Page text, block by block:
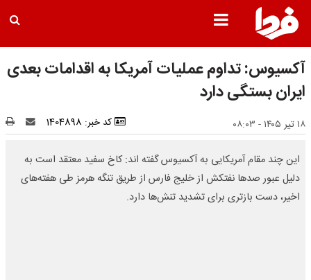
آکسیوس: تداوم عملیات آمریکا به اقدامات بعدی
ایران بستگی دارد
۱۸ تیر ۱۴۰۵ - ۰۸:۰۳ کد خبر: 1404898
این چند مقام آمریکایی به آکسیوس گفته اند: کاخ سفید معتقد است به
دلیل عبور صدها نفتکش از خلیج فارس از طریق تنگه هرمز طی هفته‌های
اخیر، دست بازتری برای تشدید تنش‌ها دارد.